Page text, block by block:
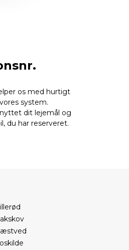
os med hurtigt
system.
dit lejemål og
du har reserveret.